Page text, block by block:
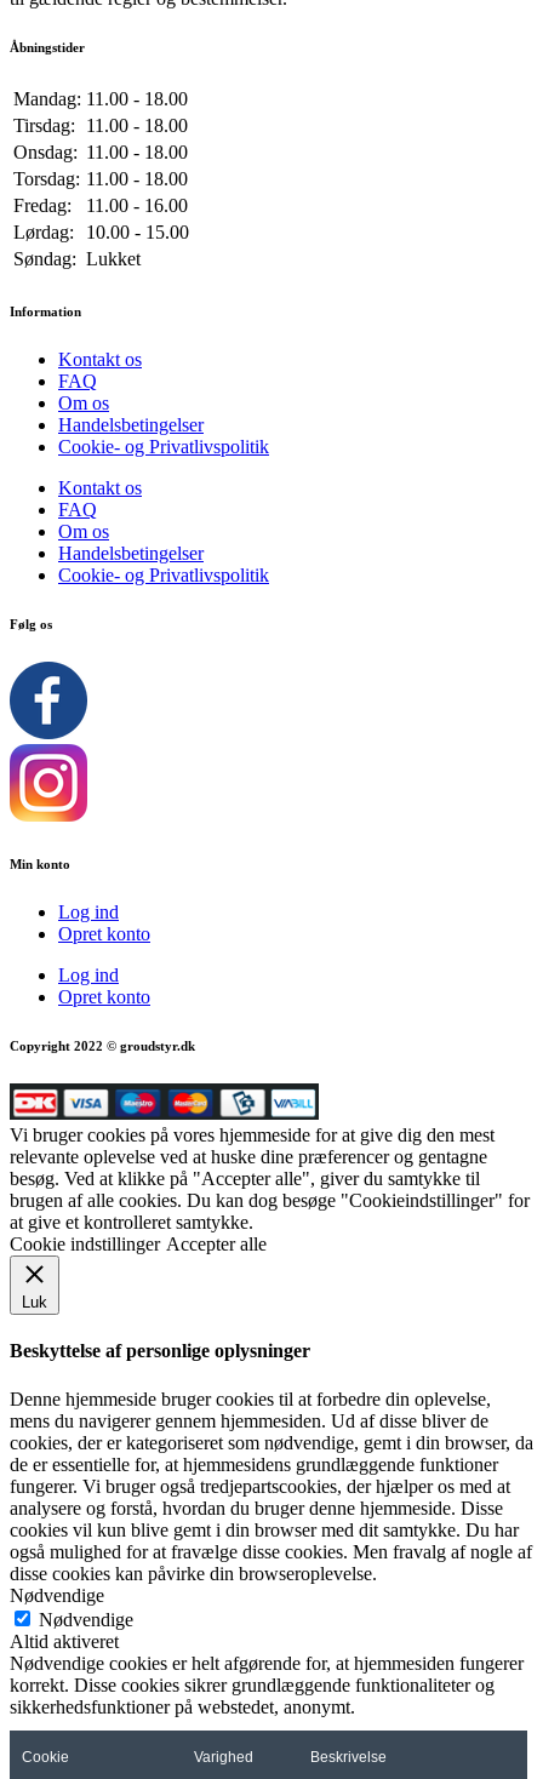
Åbningstider
Mandag: 11.00 - 18.00
Tirsdag:
11.00 - 18.00
Onsdag: 11.00 - 18.00
Torsdag: 11.00 - 18.00
Fredag:
11.00 - 16.00
Lørdag:
10.00 - 15.00
Søndag: Lukket
Information
Kontakt os
FAQ
Om os
Handelsbetingelser
Cookie- og Privatlivspolitik
Kontakt os
FAQ
Om os
Handelsbetingelser
Cookie- og Privatlivspolitik
Følg os
Min konto
Log ind
Opret konto
Log ind
Opret konto
Copyright 2022 © groudstyr.dk
Vi bruger cookies på vores hjemmeside for at give dig den mest
relevante oplevelse ved at huske dine præferencer og gentagne
besøg. Ved at klikke på "Accepter alle", giver du samtykke til
brugen af alle cookies. Du kan dog besøge "Cookieindstillinger" for
at give et kontrolleret samtykke.
Cookie indstillinger Accepter alle
Luk
Beskyttelse af personlige oplysninger
Denne hjemmeside bruger cookies til at forbedre din oplevelse,
mens du navigerer gennem hjemmesiden. Ud af disse bliver de
cookies, der er kategoriseret som nødvendige, gemt i din browser, da
de er essentielle for, at hjemmesidens grundlæggende funktioner
fungerer. Vi bruger også tredjepartscookies, der hjælper os med at
analysere og forstå, hvordan du bruger denne hjemmeside. Disse
cookies vil kun blive gemt i din browser med dit samtykke. Du har
også mulighed for at fravælge disse cookies. Men fravalg af nogle af
disse cookies kan påvirke din browseroplevelse.
Nødvendige
Nødvendige
Altid aktiveret
Nødvendige cookies er helt afgørende for, at hjemmesiden fungerer
korrekt. Disse cookies sikrer grundlæggende funktionaliteter og
sikkerhedsfunktioner på webstedet, anonymt.
Cookie Varighed Beskrivelse